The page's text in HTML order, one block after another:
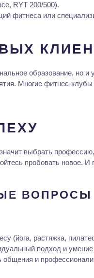
RYT 200/500).
фитнеса или
образование, но
Многие фитнес-
выбрать
пробовать новое.
ВОПРОСЫ
(йога, растяжка,
подход и
общения и